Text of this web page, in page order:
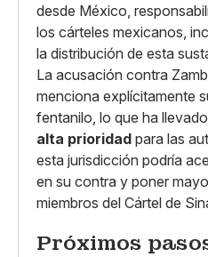
desde México,
los cárteles mexicanos,
la distribución de esta
La acusación contra
menciona explícitamente
fentanilo, lo que ha
alta prioridad para las
esta jurisdicción podría
en su contra y poner
miembros del Cártel de
Próximos